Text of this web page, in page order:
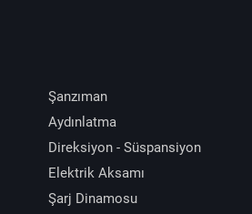
Şanzıman
Aydınlatma
Direksiyon - Süspansiyon
Elektrik Aksamı
Şarj Dinamosu